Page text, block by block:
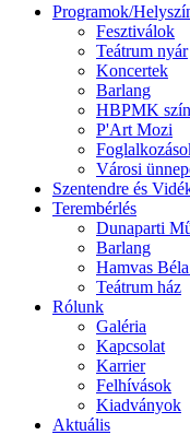
Programok/
Fesztiválok
Teátrum nyár
Koncertek
Barlang
HBPMK
P'Art Mozi
Városi
Szentendre és
Terembérlés
Dunaparti
Barlang
Hamvas
Teátrum ház
Rólunk
Galéria
Kapcsolat
Karrier
Felhívások
Kiadványok
Aktuális